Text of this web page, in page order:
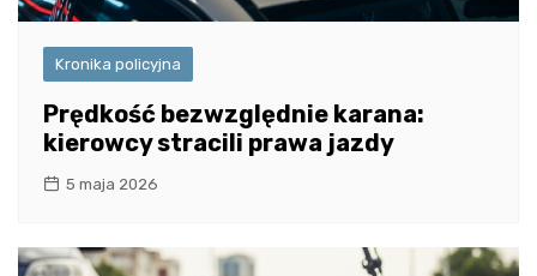
Kronika policyjna
Prędkość bezwzględnie karana:
kierowcy stracili prawa jazdy
5 maja 2026